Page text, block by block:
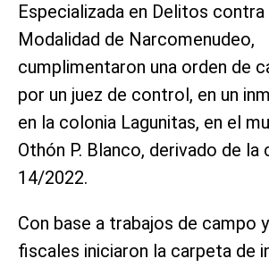
Especializada en Delitos contra
Modalidad de Narcomenudeo,
cumplimentaron una orden de
por un juez de control, en un
en la colonia Lagunitas, en el
Othón P. Blanco, derivado de la
14/2022.
Con base a trabajos de campo
fiscales iniciaron la carpeta de